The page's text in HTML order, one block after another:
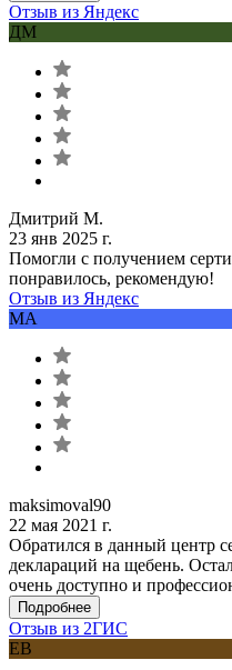
Отзыв из Яндекс
ДМ
Дмитрий М.
23 янв 2025 г.
Помогли с получением
понравилось, рекомендую!
Отзыв из Яндекс
MA
maksimoval90
22 мая 2021 г.
Обратился в данный центр
деклараций на щебень.
очень доступно и
Подробнее
Отзыв из 2ГИС
ЕВ